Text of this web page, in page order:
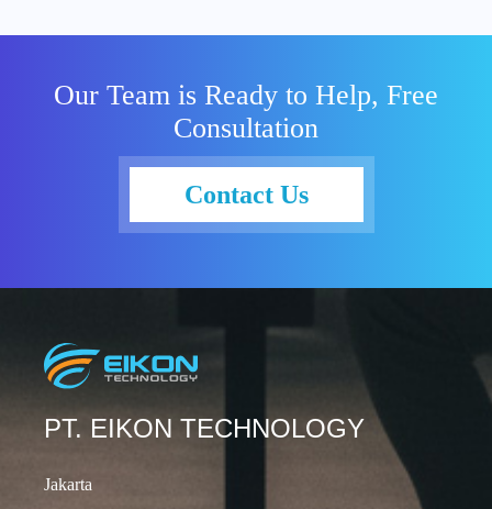
Our Team is Ready to Help, Free
Consultation
Contact Us
PT. EIKON TECHNOLOGY
Jakarta